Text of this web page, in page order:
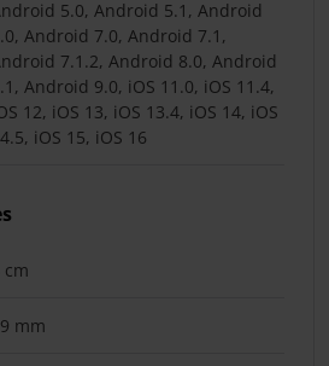
5.0, Android 5.1, Android
Android 7.0, Android 7.1,
7.1.2, Android 8.0, Android
Android 9.0, iOS 11.0, iOS 11.4,
12, iOS 13, iOS 13.4, iOS 14, iOS
iOS 15, iOS 16
cm
mm